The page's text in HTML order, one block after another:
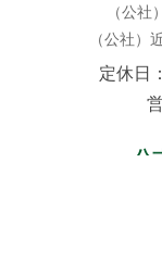
（公
（公社）
定休日
公